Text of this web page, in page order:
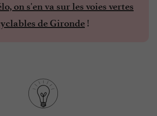
on s'en va sur les voies vertes
de Gironde !